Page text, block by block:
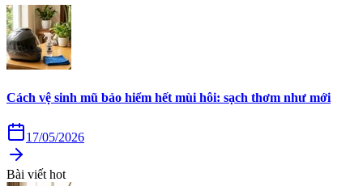
Cách vệ sinh mũ bảo hiểm hết mùi hôi: sạch thơm như mới
17/05/2026
Bài viết hot